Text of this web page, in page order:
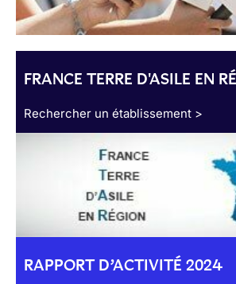
FRANCE TERRE D'ASILE EN
Rechercher un établissement >
RAPPORT D’ACTIVITÉ 2024